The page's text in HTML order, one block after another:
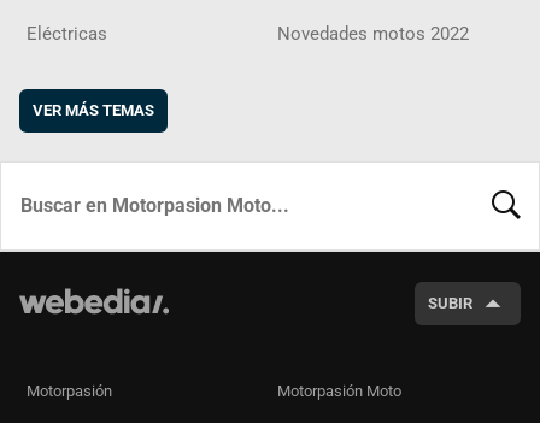
Eléctricas Novedades motos 2022
VER MÁS TEMAS
SUBIR
Motorpasión Motorpasión Moto